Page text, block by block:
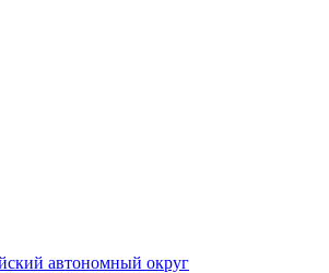
автономный округ